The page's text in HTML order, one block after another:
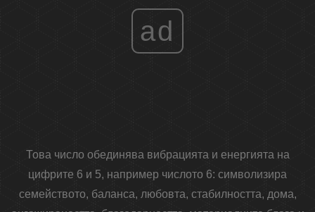
ad
Това число обединява вибрацията и енергията на
цифрите 6 и 5, например числото 6: символизира
семейството, баланса, любовта, стабилността, дома,